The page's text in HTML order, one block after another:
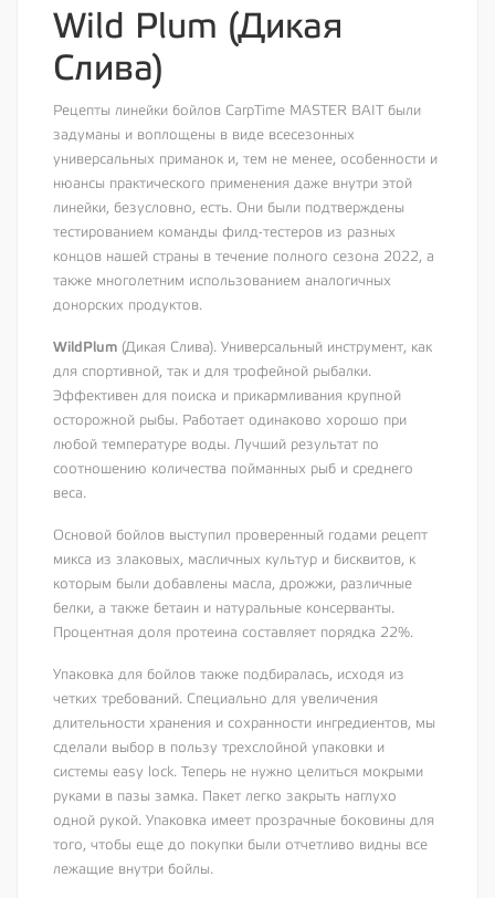
Wild Plum (Дикая
Слива)
Рецепты линейки бойлов CarpTime MASTER BAIT были
задуманы и воплощены в виде всесезонных
универсальных приманок и, тем не менее, особенности и
нюансы практического применения даже внутри этой
линейки, безусловно, есть. Они были подтверждены
тестированием команды филд-тестеров из разных
концов нашей страны в течение полного сезона 2022, а
также многолетним использованием аналогичных
донорских продуктов.
WildPlum (Дикая Слива). Универсальный инструмент, как
для спортивной, так и для трофейной рыбалки.
Эффективен для поиска и прикармливания крупной
осторожной рыбы. Работает одинаково хорошо при
любой температуре воды. Лучший результат по
соотношению количества пойманных рыб и среднего
веса.
Основой бойлов выступил проверенный годами рецепт
микса из злаковых, масличных культур и бисквитов, к
которым были добавлены масла, дрожжи, различные
белки, а также бетаин и натуральные консерванты.
Процентная доля протеина составляет порядка 22%.
Упаковка для бойлов также подбиралась, исходя из
четких требований. Специально для увеличения
длительности хранения и сохранности ингредиентов, мы
сделали выбор в пользу трехслойной упаковки и
системы easy lock. Теперь не нужно целиться мокрыми
руками в пазы замка. Пакет легко закрыть наглухо
одной рукой. Упаковка имеет прозрачные боковины для
того, чтобы еще до покупки были отчетливо видны все
лежащие внутри бойлы.